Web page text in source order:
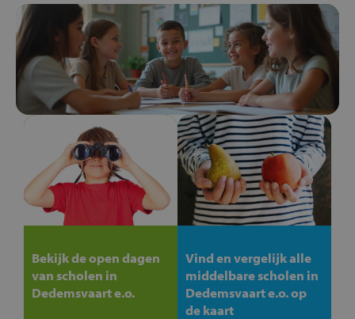
Bekijk de open dagen
van scholen in
Dedemsvaart e.o.
Vind en vergelijk alle
middelbare scholen in
Dedemsvaart e.o. op
de kaart